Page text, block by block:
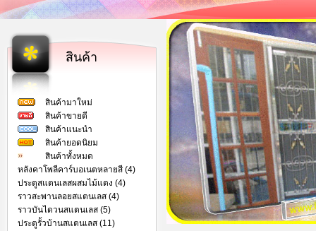
สินค้า
สินค้ามาใหม่
สินค้าขายดี
สินค้าแนะนำ
สินค้ายอดนิยม
สินค้าทั้งหมด
หลังคาโพลีคาร์บอเนตหลายสี (4)
ประตูสแตนเลสผสมไม้แดง (4)
ราวสะพานลอยสแตนเลส (4)
ราวบันไดวนสแตนเลส (5)
ประตูรั้วบ้านสแตนเลส (11)